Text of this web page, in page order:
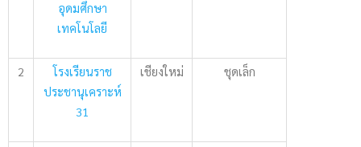
อุดมศึกษา
เทคโนโลยี
2
โรงเรียนราช
ประชานุเคราะห์
31
เชียงใหม่ ชุดเล็ก